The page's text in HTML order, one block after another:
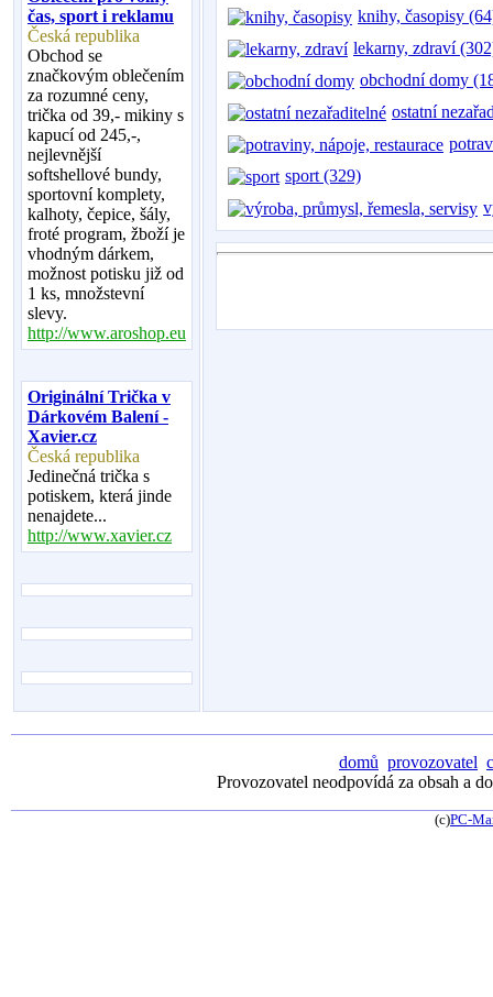
čas, sport i reklamu
Česká republika
Obchod se
značkovým oblečením
za rozumné ceny,
trička od 39,- mikiny s
kapucí od 245,-,
nejlevnější
softshellové bundy,
sportovní komplety,
kalhoty, čepice, šály,
froté program, žboží je
vhodným dárkem,
možnost potisku již od
1 ks, množstevní
slevy.
http://www.aroshop.eu
Originální Trička v
Dárkovém Balení -
Xavier.cz
Česká republika
Jedinečná trička s
potiskem, která jinde
nenajdete...
http://www.xavier.cz
knihy, časopisy
lekarny, zdraví
obchodní domy
ostatní
sport (329)
domů provozovatel
Provozovatel neodpovídá za obsah a
(c)PC-